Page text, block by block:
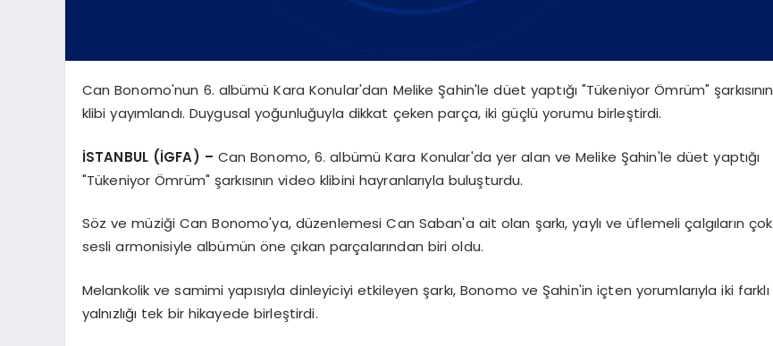
Can Bonomo'nun 6. albümü Kara Konular'dan Melike Şahin'le düet yaptığı "Tükeniyor Ömrüm" şarkısının
klibi yayımlandı. Duygusal yoğunluğuyla dikkat çeken parça, iki güçlü yorumu birleştirdi.
İSTANBUL (İGFA) – Can Bonomo, 6. albümü Kara Konular'da yer alan ve Melike Şahin'le düet yaptığı
"Tükeniyor Ömrüm" şarkısının video klibini hayranlarıyla buluşturdu.
Söz ve müziği Can Bonomo'ya, düzenlemesi Can Saban'a ait olan şarkı, yaylı ve üflemeli çalgıların çok
sesli armonisiyle albümün öne çıkan parçalarından biri oldu.
Melankolik ve samimi yapısıyla dinleyiciyi etkileyen şarkı, Bonomo ve Şahin'in içten yorumlarıyla iki farklı
yalnızlığı tek bir hikayede birleştirdi.